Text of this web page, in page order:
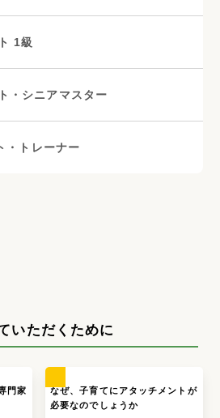
1級
・シニアマスター
・トレーナー
いただくために
門家
なぜ、子育てにアタッチメントが
必要なのでしょうか